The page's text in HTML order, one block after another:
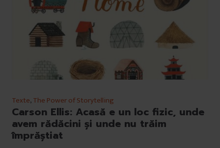
Texte,The Power of Storytelling
Carson Ellis: Acasă e un loc fizic, unde
avem rădăcini și unde nu trăim
împrăștiat